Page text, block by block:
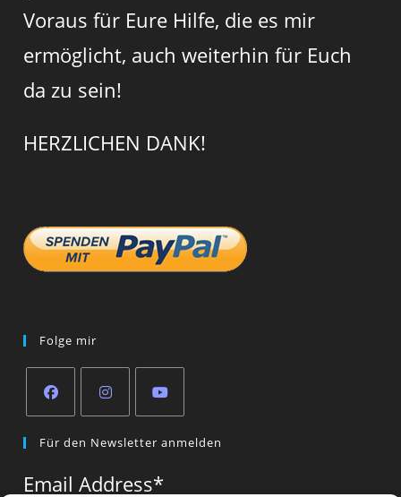
Voraus für Eure Hilfe, die es mir
ermöglicht, auch weiterhin für Euch
da zu sein!
HERZLICHEN DANK!
Folge mir
in
in
in
Für den Newsletter anmelden
Email Address*